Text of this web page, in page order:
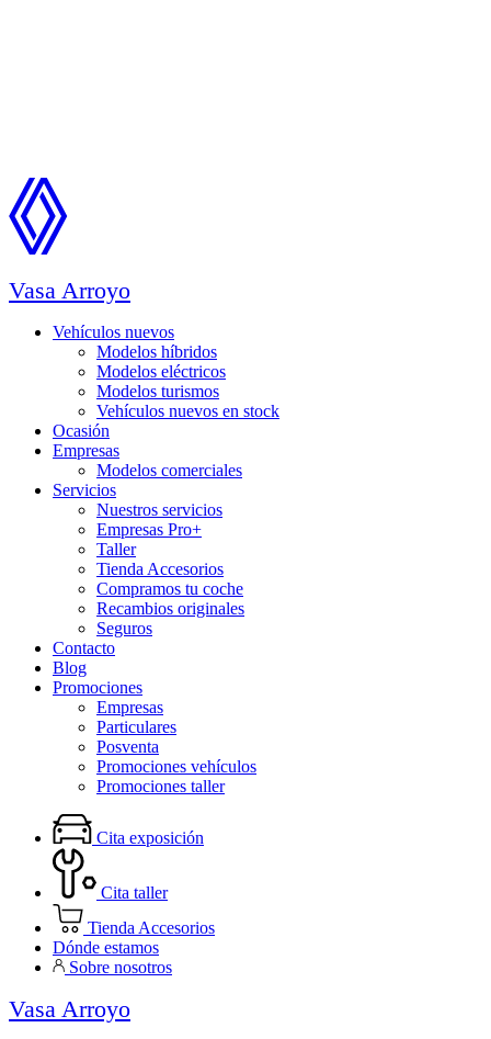
Vasa Arroyo
Vehículos nuevos
Modelos híbridos
Modelos eléctricos
Modelos turismos
Vehículos nuevos en stock
Ocasión
Empresas
Modelos comerciales
Servicios
Nuestros servicios
Empresas Pro+
Taller
Tienda Accesorios
Compramos tu coche
Recambios originales
Seguros
Contacto
Blog
Promociones
Empresas
Particulares
Posventa
Promociones vehículos
Promociones taller
Cita exposición
Cita taller
Tienda Accesorios
Dónde estamos
Sobre nosotros
Vasa Arroyo